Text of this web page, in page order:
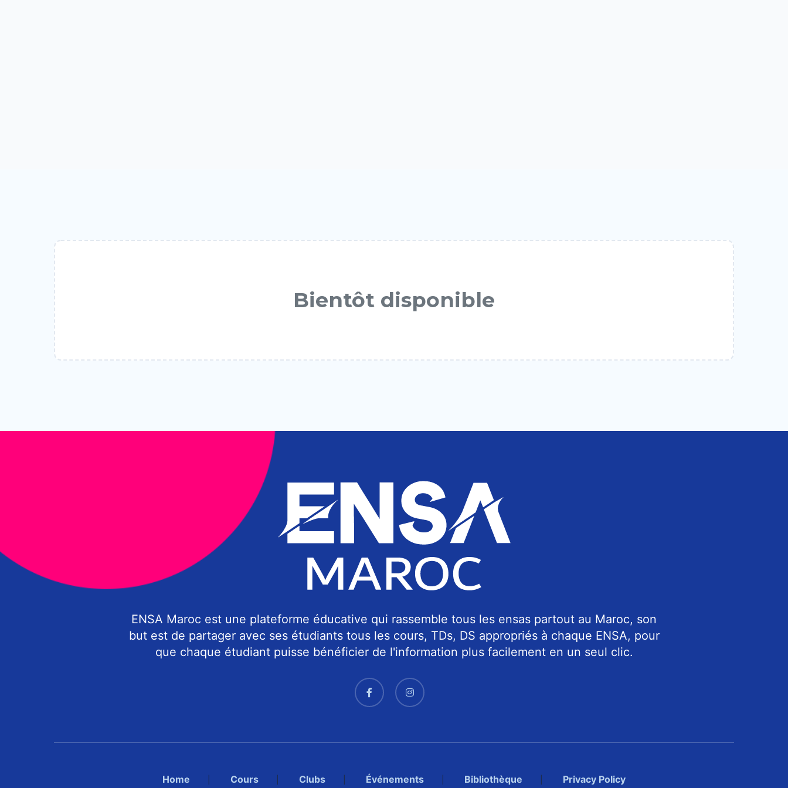
Bientôt disponible
ENSA Maroc est une plateforme éducative qui rassemble tous les ensas partout au Maroc, son
but est de partager avec ses étudiants tous les cours, TDs, DS appropriés à chaque ENSA, pour
que chaque étudiant puisse bénéficier de l'information plus facilement en un seul clic.
Home Cours Clubs Événements Bibliothèque Privacy Policy